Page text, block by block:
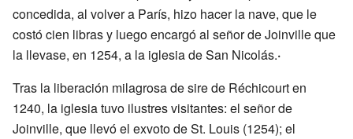
concedida, al volver a París, hizo hacer la nave, que le
costó cien libras y luego encargó al señor de Joinville que
la llevase, en 1254, a la iglesia de San Nicolás.·
Tras la liberación milagrosa de sire de Réchicourt en
1240, la iglesia tuvo ilustres visitantes: el señor de
Joinville, que llevó el exvoto de St. Louis (1254); el